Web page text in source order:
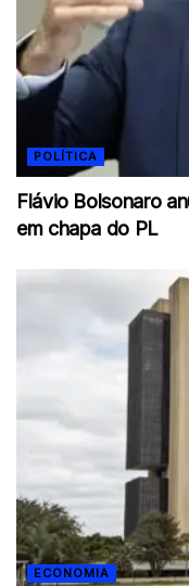
POLÍTICA
Flávio Bolsonaro
em chapa do PL
ECONOMIA